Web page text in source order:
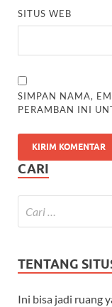
SITUS WEB
SIMPAN NAMA,
PERAMBAN INI
CARI
TENTANG
Ini bisa jadi ruang